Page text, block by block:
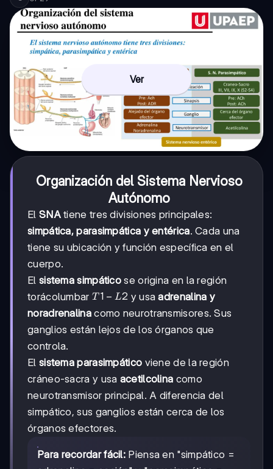
Ver
Organización del Sistema Nervioso
Autónomo
El SNAtiene tres divisiones principales:
simpática, parasimpática y entérica. Cada una
tiene su ubicación y función específica en el
cuerpo.
El sistema simpático se origina en la región
torácolumbar T1-
T 1 − L2 y usaadrenalina y
noradrenalinacomo neurotransmisores. Sus
ganglios están lejos de los órganos que
controla.
El sistema parasimpático viene de la región
cráneo-sacra y usa acetilcolina como
neurotransmisor principal. A diferencia del
simpático, sus ganglios están cerca de los
órganos efectores.
Para recordar fácil: Piensa en "simpático =